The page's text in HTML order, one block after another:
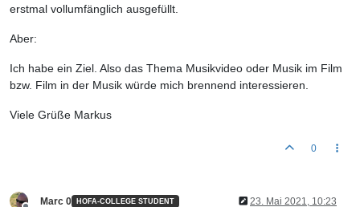
erstmal vollumfänglich ausgefüllt.
Aber:
Ich habe ein Ziel. Also das Thema Musikvideo oder Musik im Film
bzw. Film in der Musik würde mich brennend interessieren.
Viele Grüße Markus
0
Marc 0 HOFA-COLLEGE STUDENT 23. Mai 2021, 10:23